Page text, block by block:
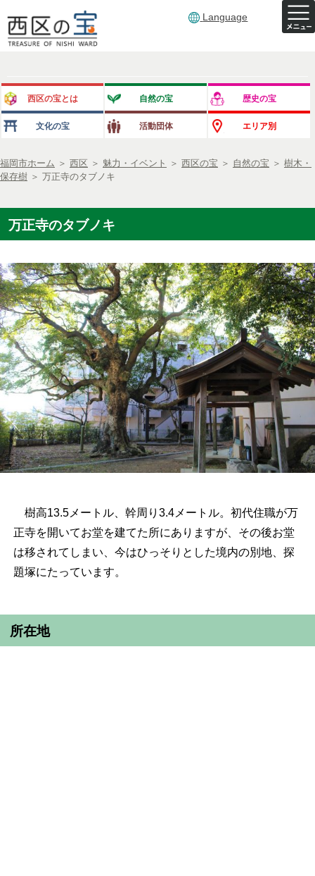
Language
西区の宝とは 自然の宝 歴史の宝
文化の宝 活動団体 エリア別
福岡市ホーム ＞ 西区 ＞ 魅力・イベント ＞ 西区の宝 ＞ 自然の宝 ＞ 樹木・
保存樹 ＞ 万正寺のタブノキ
万正寺のタブノキ
樹高13.5メートル、幹周り3.4メートル。初代住職が万
正寺を開いてお堂を建てた所にありますが、その後お堂
は移されてしまい、今はひっそりとした境内の別地、探
題塚にたっています。
所在地